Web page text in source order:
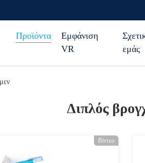
Προϊόντα
Εμφάνιση
VR
εμάς
Διπλός
Βίντεο